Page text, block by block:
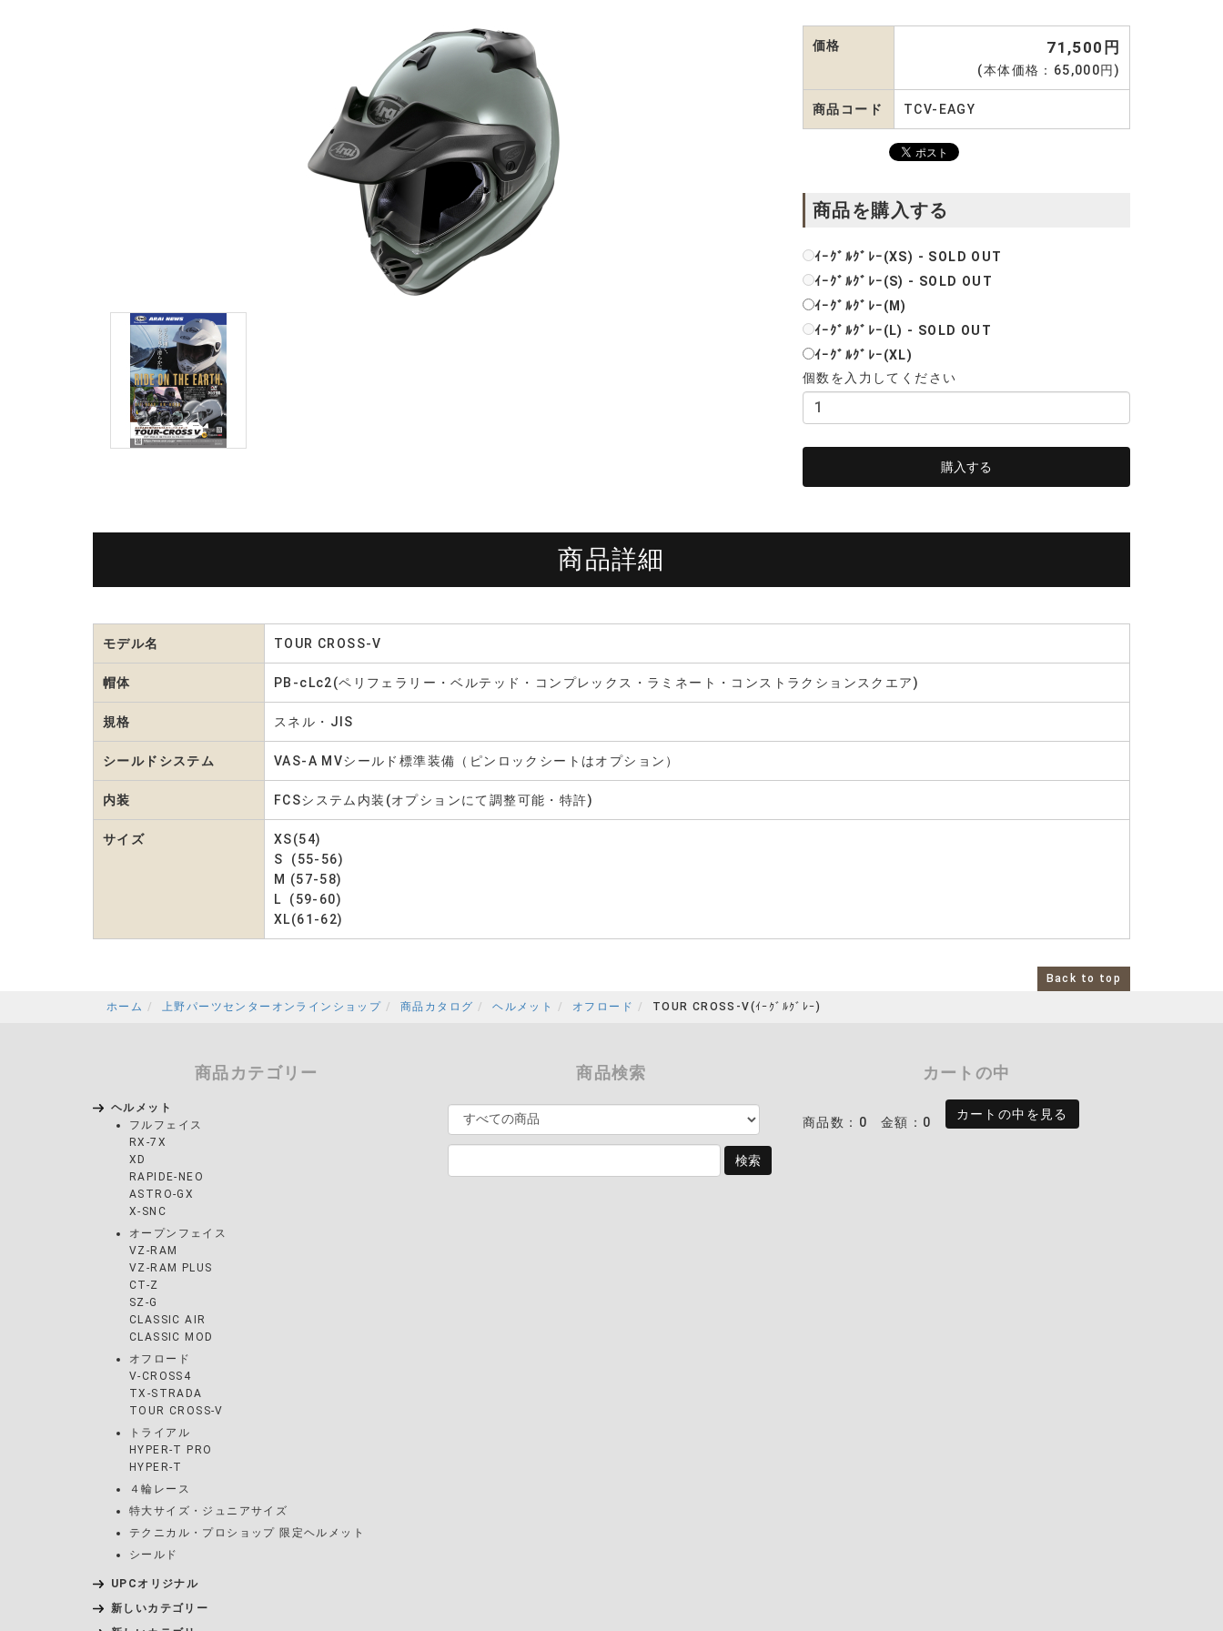
価格 71,500円
(本体価格：65,000円)
商品コード TCV-EAGY
商品を購入する
ｲｰｸﾞﾙｸﾞﾚｰ(XS) - SOLD OUT
ｲｰｸﾞﾙｸﾞﾚｰ(S) - SOLD OUT
ｲｰｸﾞﾙｸﾞﾚｰ(M)
ｲｰｸﾞﾙｸﾞﾚｰ(L) - SOLD OUT
ｲｰｸﾞﾙｸﾞﾚｰ(XL)
個数を入力してください
商品詳細
モデル名 TOUR CROSS-V
帽体 PB-cLc2(ペリフェラリー・ベルテッド・コンプレックス・ラミネート・コンストラクションスクエア)
規格 スネル・JIS
シールドシステム VAS-A MVシールド標準装備（ピンロックシートはオプション）
内装 FCSシステム内装(オプションにて調整可能・特許)
サイズ
XS(54)
S (55-56)
M (57-58)
L (59-60)
XL(61-62)
Back to top
ホーム 上野パーツセンターオンラインショップ 商品カタログ ヘルメット オフロード TOUR CROSS-V(ｲｰｸﾞﾙｸﾞﾚｰ)
商品カテゴリー
ヘルメット
フルフェイス
RX-7X
XD
RAPIDE-NEO
ASTRO-GX
X-SNC
オープンフェイス
VZ-RAM
VZ-RAM PLUS
CT-Z
SZ-G
CLASSIC AIR
CLASSIC MOD
オフロード
V-CROSS4
TX-STRADA
TOUR CROSS-V
トライアル
HYPER-T PRO
HYPER-T
４輪レース
特大サイズ・ジュニアサイズ
テクニカル・プロショップ 限定ヘルメット
シールド
UPCオリジナル
新しいカテゴリー
商品検索 カートの中
商品数：0 金額：0
カートの中を見る